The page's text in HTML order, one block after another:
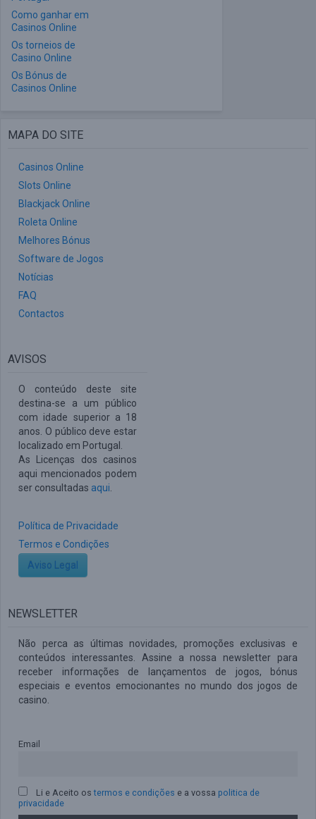
Como ganhar em
Casinos Online
Os torneios de
Casino Online
Os Bónus de
Casinos Online
MAPA DO SITE
Casinos Online
Slots Online
Blackjack Online
Roleta Online
Melhores Bónus
Software de Jogos
Notícias
FAQ
Contactos
AVISOS
O conteúdo deste site
destina-se a um público
com idade superior a 18
anos. O público deve estar
localizado em Portugal.
As Licenças dos casinos
aqui mencionados podem
ser consultadas aqui
Política de Privacidade
Termos e Condições
Aviso Legal
NEWSLETTER
Não perca as últimas novidades, promoções exclusivas e
conteúdos interessantes. Assine a nossa newsletter para
receber informações de lançamentos de jogos, bónus
especiais e eventos emocionantes no mundo dos jogos de
casino.
Email
Li e Aceito ostermos e condições e a vossa politica de
privacidade